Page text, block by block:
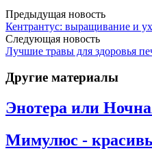
Предыдущая новость
Кентрантус: выращивание и
Следующая новость
Лучшие травы для здоровья
Другие материалы
Энотера или
Мимулюс -